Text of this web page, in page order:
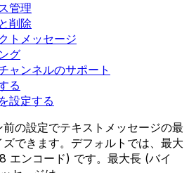
管理
削除
トメッセージ
グ
ャンネルのサポート
る
設定する
の設定でテキストメッセージの最
できます。デフォルトでは、最大
エンコード) です。最大長 (バイ